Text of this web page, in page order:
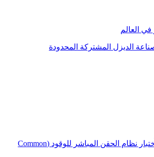
في العالم
الديزل المشتركة المحدودة
منصة اختبار نظام الحقن المباشر للوقود (Common